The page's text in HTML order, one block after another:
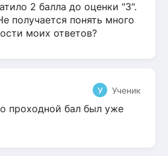
2 балла до оценки "3".
получается понять много
моих ответов?
У Ученик
проходной бал был уже